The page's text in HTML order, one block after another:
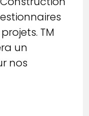
TM
un
nos